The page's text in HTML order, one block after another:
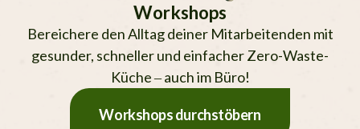
Workshops
Bereichere den Alltag deiner Mitar­bei­ten­den mit
gesunder, schneller und einfacher Zero-Waste-
Küche – auch im Büro!
Workshops durchstöbern